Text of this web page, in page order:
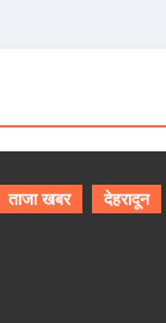
ताजा खबर देहरादून